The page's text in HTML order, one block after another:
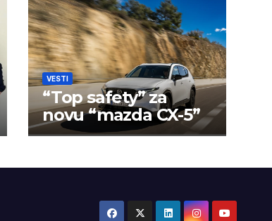
VESTI
“Top safety” za
novu “mazda CX-5”